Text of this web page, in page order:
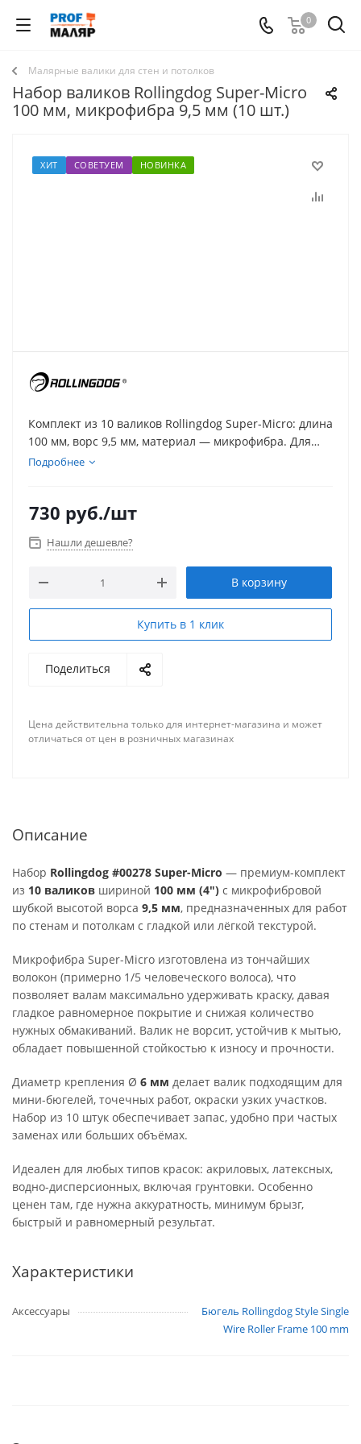
0
Малярные валики для стен и потолков
Набор валиков Rollingdog Super-Micro
100 мм, микрофибра 9,5 мм (10 шт.)
ХИТ СОВЕТУЕМ НОВИНКА
Комплект из 10 валиков Rollingdog Super-Micro: длина
100 мм, ворс 9,5 мм, материал — микрофибра. Для
гладких и полугладких поверхностей, совместимы с
Подробнее
730 руб./шт
Нашли дешевле?
В корзину
Купить в 1 клик
Поделиться
Цена действительна только для интернет-магазина и может
отличаться от цен в розничных магазинах
Описание
Набор Rollingdog #00278 Super-Micro — премиум-комплект
из 10 валиков шириной 100 мм (4″) с микрофибровой
шубкой высотой ворса 9,5 мм, предназначенных для работ
по стенам и потолкам с гладкой или лёгкой текстурой.
Микрофибра Super-Micro изготовлена из тончайших
волокон (примерно 1/5 человеческого волоса), что
позволяет валам максималь­но удерживать краску, давая
гладкое равномерное покрытие и снижая количество
нужных обмакиваний. Валик не ворсит, устойчив к мытью,
обладает повышенной стойкостью к износу и прочности.
Диаметр крепления Ø 6 мм делает валик подходящим для
мини-бюгелей, точечных работ, окраски узких участков.
Набор из 10 штук обеспечивает запас, удобно при частых
заменах или больших объёмах.
Идеален для любых типов красок: акриловых, латексных,
водно-дисперсионных, включая грунтовки. Особенно
ценен там, где нужна аккуратность, минимум брызг,
быстрый и равномерный результат.
Характеристики
Аксессуары
Бюгель Rollingdog Style Single
Wire Roller Frame 100 mm